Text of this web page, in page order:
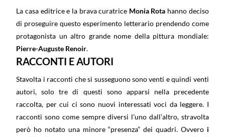
La casa editrice e la brava curatrice Monia Rota hanno deciso
di proseguire questo esperimento letterario prendendo come
protagonista un altro grande nome della pittura mondiale:
Pierre-Auguste Renoir.
RACCONTI E AUTORI
Stavolta i racconti che si susseguono sono venti e quindi venti
autori, solo tre di questi sono apparsi nella precedente
raccolta, per cui ci sono nuovi interessati voci da leggere. I
racconti sono come sempre diversi l’uno dall’altro, stravolta
però ho notato una minore “presenza” dei quadri. Ovvero i